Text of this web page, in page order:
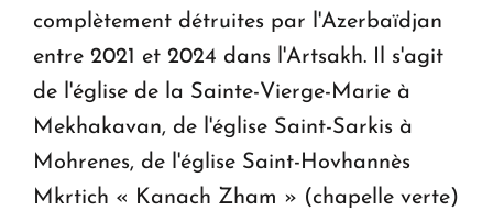
complètement détruites par l'Azerbaïdjan
entre 2021 et 2024 dans l'Artsakh. Il s'agit
de l'église de la Sainte-Vierge-Marie à
Mekhakavan, de l'église Saint-Sarkis à
Mohrenes, de l'église Saint-Hovhannès
Mkrtich « Kanach Zham » (chapelle verte)